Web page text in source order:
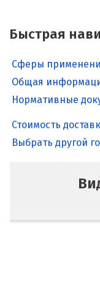
Быстрая
Сферы
Общая
Нормативные
Стоимость
Выбрать другой